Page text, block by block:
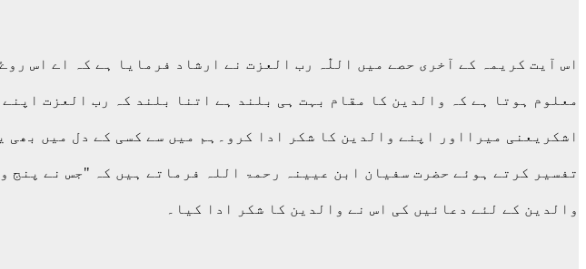
اس آیت کریمہ کے آخری حصے میں اللّٰہ رب العزت نے ارشاد فرمایا ہے کہ اے اس
معلوم ہوتا ہے کہ والدین کا مقام بہت ہی بلند ہے اتنا بلند کہ رب العزت
اشکریعنی میرااور اپنے والدین کا شکر ادا کرو۔ہم میں سے کسی کے دل میں
تفسیر کرتے ہوئے حضرت سفیان ابن عیینہ رحمۃ اللہ فرماتے ہیں کہ "جس نے
والدین کے لئے دعائیں کی اس نے والدین کا شکر ادا کیا۔